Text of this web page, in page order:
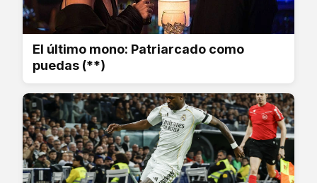
El último mono: Patriarcado como
puedas (**)